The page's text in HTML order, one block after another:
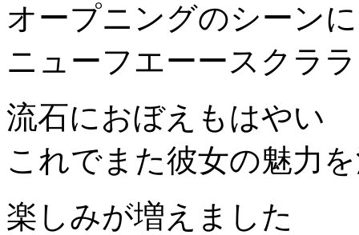
オープニングのシーン
ニューフエーースクラ
流石におぼえもはやい
これでまた彼女の魅力
楽しみが増えました